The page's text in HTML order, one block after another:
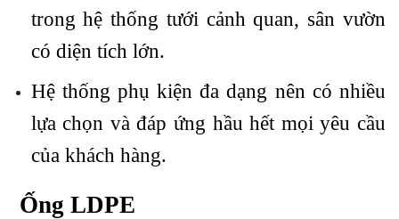
trong hệ thống tưới cảnh quan, sân vườn
có diện tích lớn.
Hệ thống phụ kiện đa dạng nên có nhiều
lựa chọn và đáp ứng hầu hết mọi yêu cầu
của khách hàng.
Ống LDPE